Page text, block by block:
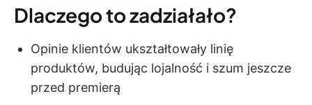
Dlaczego to zadziałało?
Opinie klientów ukształtowały linię
produktów, budując lojalność i szum jeszcze
przed premierą